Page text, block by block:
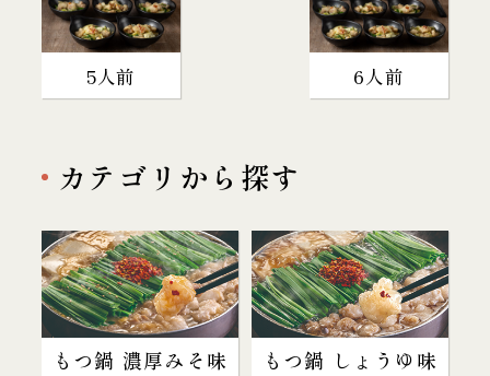
5人前 6人前
カテゴリから探す
もつ鍋 濃厚みそ味 もつ鍋 しょうゆ味